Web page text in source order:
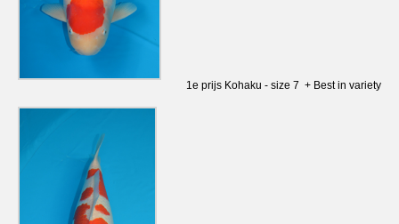
1e prijs Kohaku - size 7 + Best in variety